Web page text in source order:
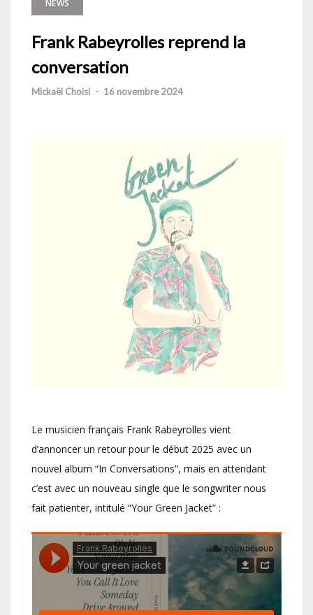
NEWS
Frank Rabeyrolles reprend la
conversation
Mickaël Choisi - 16 novembre 2024
Le musicien français Frank Rabeyrolles vient
d’annoncer un retour pour le début 2025 avec un
nouvel album “In Conversations”, mais en attendant
c’est avec un nouveau single que le songwriter nous
fait patienter, intitulé “Your Green Jacket” :